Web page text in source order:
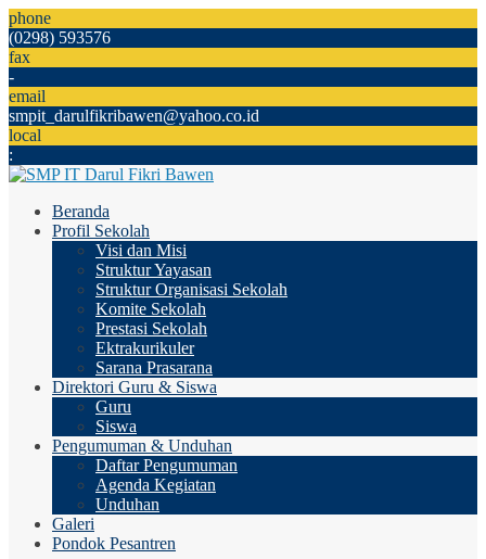
phone
(0298) 593576
fax
-
email
smpit_darulfikribawen@yahoo.co.id
local
:
Beranda
Profil Sekolah
Visi dan Misi
Struktur Yayasan
Struktur Organisasi Sekolah
Komite Sekolah
Prestasi Sekolah
Ektrakurikuler
Sarana Prasarana
Direktori Guru & Siswa
Guru
Siswa
Pengumuman & Unduhan
Daftar Pengumuman
Agenda Kegiatan
Unduhan
Galeri
Pondok Pesantren